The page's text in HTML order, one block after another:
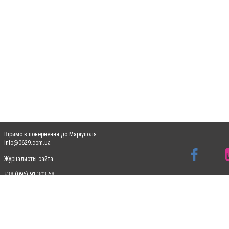
Віримо в повернення до Маріуполя
info@0629.com.ua
Журналисты сайта
+38 (096) 91 303 68